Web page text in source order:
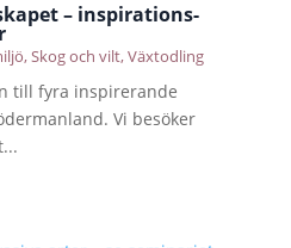
– inspirations-
,Skog och vilt,Växtodling
till fyra inspirerande
Vi besöker